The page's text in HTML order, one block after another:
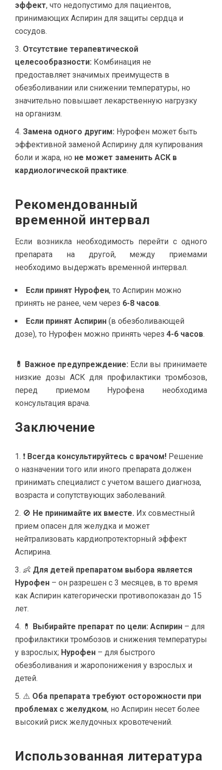
эффект, что недопустимо для пациентов,
принимающих Аспирин для защиты сердца и
сосудов.
Отсутствие терапевтической
целесообразности: Комбинация не
предоставляет значимых преимуществ в
обезболивании или снижении температуры, но
значительно повышает лекарственную нагрузку
на организм.
Замена одного другим: Нурофен может быть
эффективной заменой Аспирину для купирования
боли и жара, но не может заменить АСК в
кардиологической практике.
Рекомендованный
временной интервал
Если возникла необходимость перейти с одного
препарата на другой, между приемами
необходимо выдержать временной интервал.
Если принят Нурофен, то Аспирин можно
принять не ранее, чем через 6-8 часов.
Если принят Аспирин (в обезболивающей
дозе), то Нурофен можно принять через 4-6 часов.
💊 Важное предупреждение: Если вы принимаете
низкие дозы АСК для профилактики тромбозов,
перед приемом Нурофена необходима
консультация врача.
Заключение
❗ Всегда консультируйтесь с врачом! Решение
о назначении того или иного препарата должен
принимать специалист с учетом вашего диагноза,
возраста и сопутствующих заболеваний.
🚫 Не принимайте их вместе. Их совместный
прием опасен для желудка и может
нейтрализовать кардиопротекторный эффект
Аспирина.
👶 Для детей препаратом выбора является
Нурофен – он разрешен с 3 месяцев, в то время
как Аспирин категорически противопоказан до 15
лет.
💊 Выбирайте препарат по цели: Аспирин – для
профилактики тромбозов и снижения температуры
у взрослых; Нурофен – для быстрого
обезболивания и жаропонижения у взрослых и
детей.
⚠️ Оба препарата требуют осторожности при
проблемах с желудком, но Аспирин несет более
высокий риск желудочных кровотечений.
Использованная литература